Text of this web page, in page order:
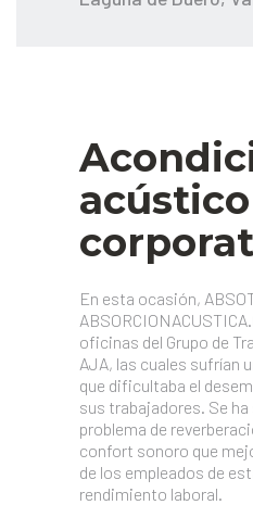
En esta ocasión,
oficinas del Grupo de
AJA, las cuales sufrían
que dificultaba el
sus trabajadores. Se
problema de
confort sonoro que
de los empleados de
rendimiento laboral.